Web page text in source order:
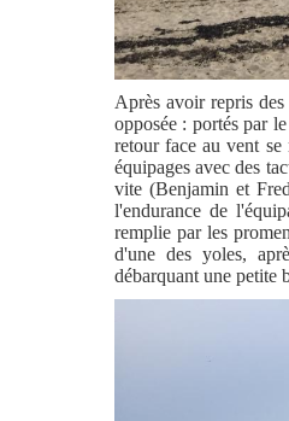
Après avoir repris
opposée : portés par
retour face au vent
équipages avec des
vite (Benjamin et
l'endurance de
remplie par les
d'une des yoles,
débarquant une petite